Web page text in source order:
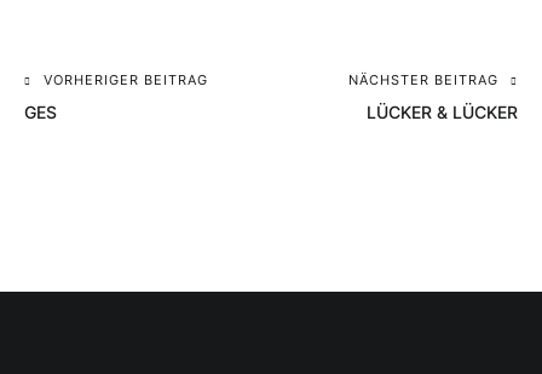
Beitragsnavigation
VORHERIGER BEITRAG
GES
NÄCHSTER BEITRAG
LÜCKER & LÜCKER